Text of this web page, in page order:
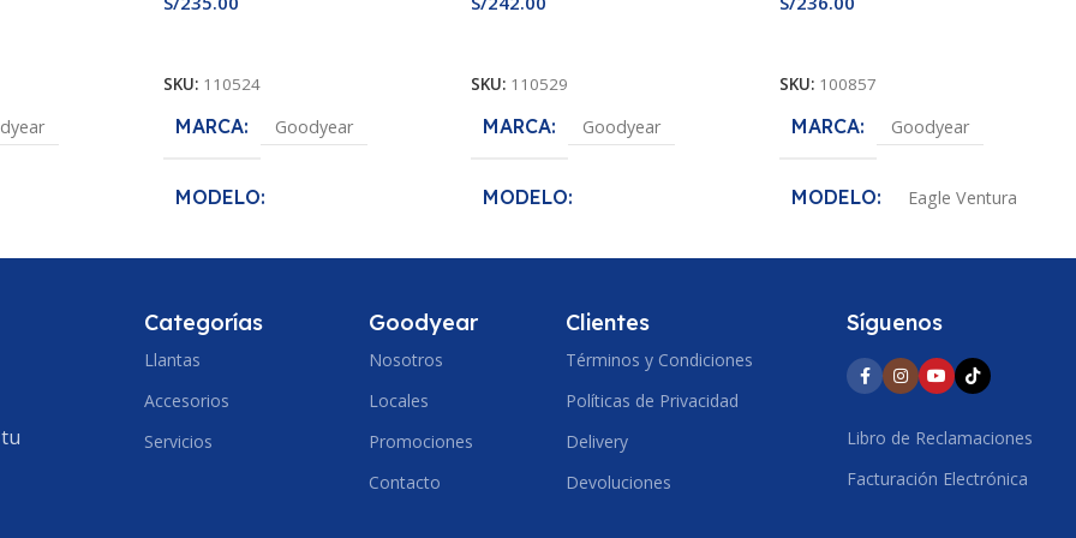
SKU: 110524
MARCA Goodyear
MODELO
SKU: 110529
MARCA Goodyear
MODELO
ANCHO DE SECCION
60
SKU: 100857
MARCA Goodyear
MODELO Eagle Ventura
ANCHO DE SECCION
PERFIL 70
Categorías
Llantas
Accesorios
Servicios
Goodyear
Nosotros
Locales
Promociones
Contacto
Clientes
Términos y Condiciones
Políticas de Privacidad
Delivery
Devoluciones
Síguenos
Libro de Reclamaciones
Facturación Electrónica